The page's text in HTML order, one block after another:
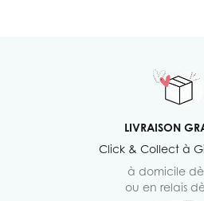
LIVRAISON
Click & Collect à
à domicile
ou en relais